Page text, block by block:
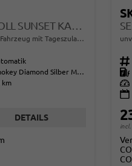
SELECTION 1.0 TSI DSG 17 ZOLL SUNSET KAMERA PDC V+H
Fahrzeug mit Tageszulassung
Smokey Diamond Silber Metallic
km
DETAILS
Fahrzeugnr.
Kraftstoff
Leistung
incl.
CO
CO